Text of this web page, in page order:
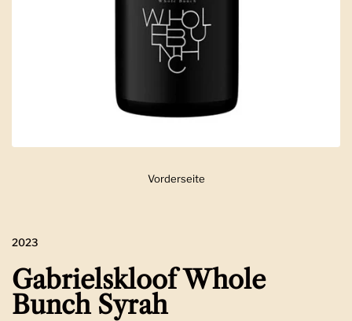
Zeige Folie 1
Vorderseite
2023
Gabrielskloof Whole
Bunch Syrah